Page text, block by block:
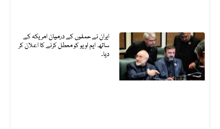
ایران نے حملوں کے درمیان امریکہ کے
ساتھ ایم او یو کو معطل کرنے کا اعلان کر
دیا۔